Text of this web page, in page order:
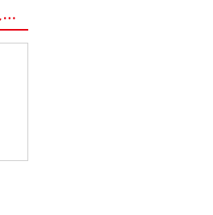
個室に最適コンパクトタイプ